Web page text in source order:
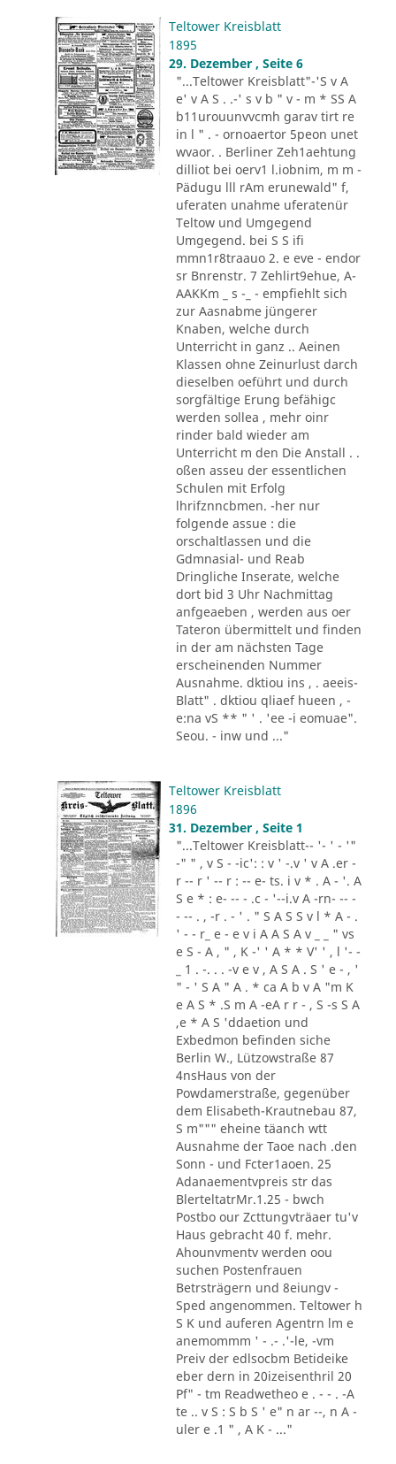
Teltower Kreisblatt
1895
29. Dezember , Seite 6
"...Teltower Kreisblatt"-'S v A
e' v A S . .-' s v b " v - m * SS A
b11urouunvvcmh garav tirt re
in l " . - ornoaertor 5peon unet
wvaor. . Berliner Zeh1aehtung
dilliot bei oerv1 l.iobnim, m m -
Pädugu lll rAm erunewald" f,
uferaten unahme uferatenür
Teltow und Umgegend
Umgegend. bei S S ifi
mmn1r8traauo 2. e eve - endor
sr Bnrenstr. 7 Zehlirt9ehue, A-
AAKKm _ s -_ - empfiehlt sich
zur Aasnabme jüngerer
Knaben, welche durch
Unterricht in ganz .. Aeinen
Klassen ohne Zeinurlust darch
dieselben oeführt und durch
sorgfältige Erung befähigc
werden sollea , mehr oinr
rinder bald wieder am
Unterricht m den Die Anstall . .
oßen asseu der essentlichen
Schulen mit Erfolg
lhrifznncbmen. -her nur
folgende assue : die
orschaltlassen und die
Gdmnasial- und Reab
Dringliche Inserate, welche
dort bid 3 Uhr Nachmittag
anfgeaeben , werden aus oer
Tateron übermittelt und finden
in der am nächsten Tage
erscheinenden Nummer
Ausnahme. dktiou ins , . aeeis-
Blatt" . dktiou qliaef hueen , -
e:na vS ** " ' . 'ee -i eomuae".
Seou. - inw und ..."
Teltower Kreisblatt
1896
31. Dezember , Seite 1
"...Teltower Kreisblatt-- '- ' - '"
-" " , v S - -ic': : v ' -.v ' v A .er -
r -- r ' -- r : -- e- ts. i v * . A - '. A
S e * : e- -- - .c - '--i.v A -rn- -- -
- -- . , -r . - ' . " S A S S v l * A - .
' - - r_ e - e v i A A S A v _ _ " vs
e S - A , " , K -' ' A * * V' ' , l '- -
_ 1 . -. . . -v e v , A S A . S ' e - , '
" - ' S A " A . * ca A b v A "m K
e A S * .S m A -eA r r - , S -s S A
,e * A S 'ddaetion und
Exbedmon befinden siche
Berlin W., Lützowstraße 87
4nsHaus von der
Powdamerstraße, gegenüber
dem Elisabeth-Krautnebau 87,
S m""" eheine täanch wtt
Ausnahme der Taoe nach .den
Sonn - und Fcter1aoen. 25
Adanaementvpreis str das
BlerteltatrMr.1.25 - bwch
Postbo our Zcttungvträaer tu'v
Haus gebracht 40 f. mehr.
Ahounvmentv werden oou
suchen Postenfrauen
Betrsträgern und 8eiungv -
Sped angenommen. Teltower h
S K und auferen Agentrn lm e
anemommm ' - .- .'-le, -vm
Preiv der edlsocbm Betideike
eber dern in 20izeisenthril 20
Pf" - tm Readwetheo e . - - . -A
te .. v S : S b S ' e" n ar --, n A -
uler e .1 " , A K - ..."